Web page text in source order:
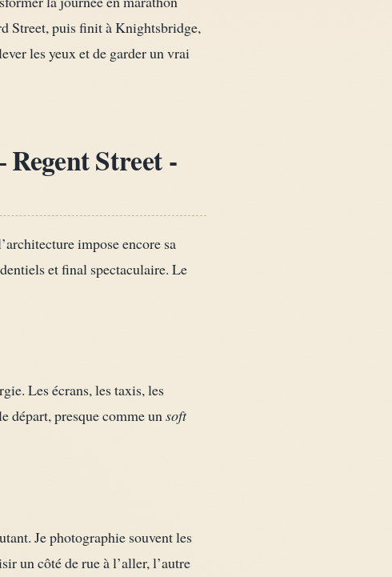
Street, puis finit à Knightsbridge,
les yeux et de garder un vrai
Street -
impose encore sa
et final spectaculaire. Le
Les écrans, les taxis, les
départ, presque comme unsoft
Je photographie souvent les
un côté de rue à l’aller, l’autre